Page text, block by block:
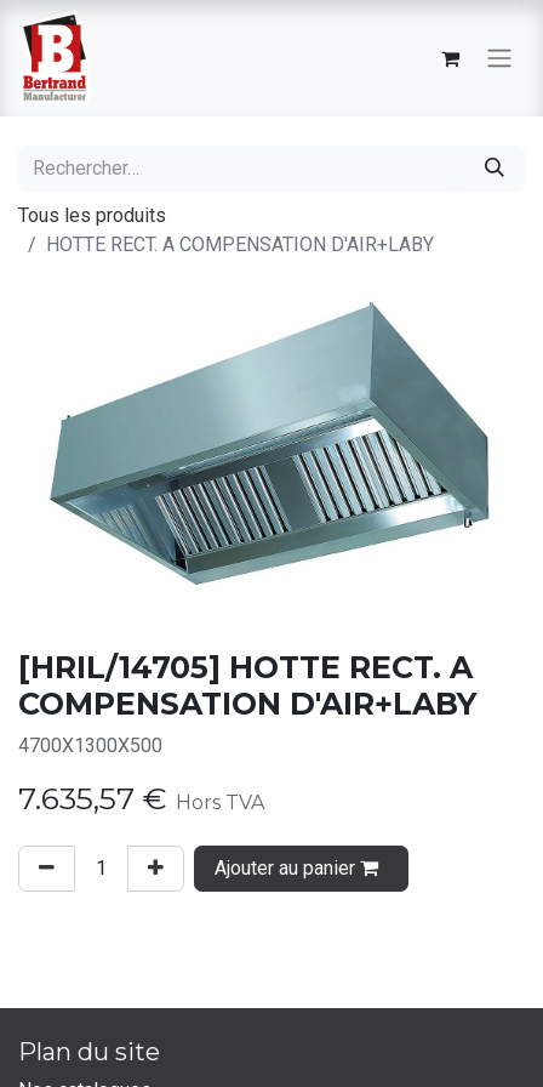
Tous les produits
HOTTE RECT. A COMPENSATION D'AIR+LABY
[HRIL/14705] HOTTE RECT. A
COMPENSATION D'AIR+LABY
4700X1300X500
7.635,57 € Hors TVA
Ajouter au panier
Plan du site